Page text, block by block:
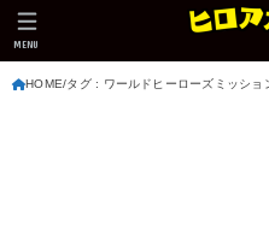
MENU
HOME タグ : ワールドヒーローズミッシ